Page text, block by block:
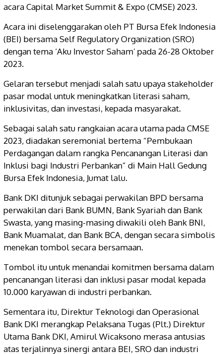
acara Capital Market Summit & Expo (CMSE) 2023.
Acara ini diselenggarakan oleh PT Bursa Efek Indonesia
(BEI) bersama Self Regulatory Organization (SRO)
dengan tema ‘Aku Investor Saham’ pada 26-28 Oktober
2023.
Gelaran tersebut menjadi salah satu upaya stakeholder
pasar modal untuk meningkatkan literasi saham,
inklusivitas, dan investasi, kepada masyarakat.
Sebagai salah satu rangkaian acara utama pada CMSE
2023, diadakan seremonial bertema “Pembukaan
Perdagangan dalam rangka Pencanangan Literasi dan
Inklusi bagi Industri Perbankan” di Main Hall Gedung
Bursa Efek Indonesia, Jumat lalu.
Bank DKI ditunjuk sebagai perwakilan BPD bersama
perwakilan dari Bank BUMN, Bank Syariah dan Bank
Swasta, yang masing-masing diwakili oleh Bank BNI,
Bank Muamalat, dan Bank BCA, dengan secara simbolis
menekan tombol secara bersamaan.
Tombol itu untuk menandai komitmen bersama dalam
pencanangan literasi dan inklusi pasar modal kepada
10.000 karyawan di industri perbankan.
Sementara itu, Direktur Teknologi dan Operasional
Bank DKI merangkap Pelaksana Tugas (Plt.) Direktur
Utama Bank DKI, Amirul Wicaksono merasa antusias
atas terjalinnya sinergi antara BEI, SRO dan industri